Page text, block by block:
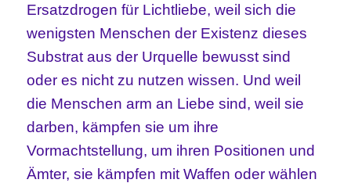
Ersatzdrogen für Lichtliebe, weil sich die
wenigsten Menschen der Existenz dieses
Substrat aus der Urquelle bewusst sind
oder es nicht zu nutzen wissen. Und weil
die Menschen arm an Liebe sind, weil sie
darben, kämpfen sie um ihre
Vormachtstellung, um ihren Positionen und
Ämter, sie kämpfen mit Waffen oder wählen